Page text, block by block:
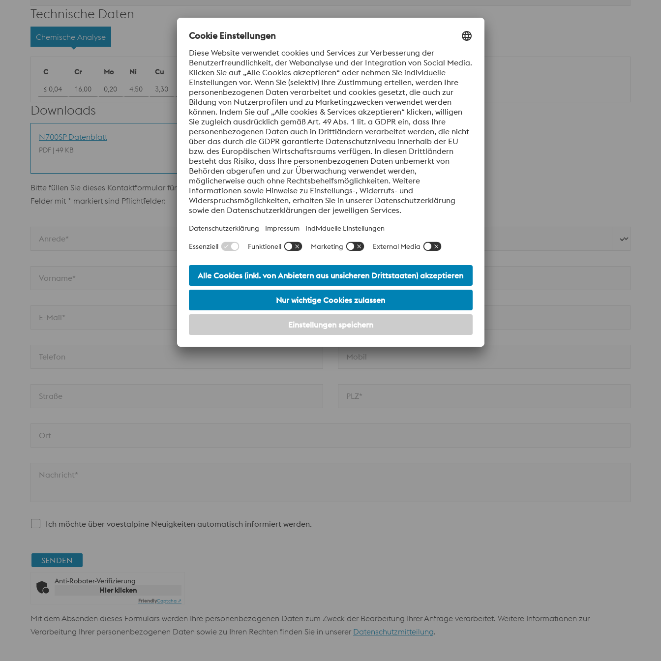
Technische Daten
Chemische Analyse
C Cr Mo Ni Cu
Nb
≤ 0,04
16,00 0,20 4,50 3,30 0,25
Downloads
N700SP Datenblatt
PDF | 49 KB
BL030DE_Press Plates
PDF | 1,67 MB
Bitte füllen Sie dieses Kontaktformular für weitere Informationen aus.
Felder mit * markiert sind Pflichtfelder:
Anrede*
Vorname* Nachname*
E-Mail* Firma*
Telefon Mobil
Straße PLZ*
Ort
Nachricht*
Ich möchte über voestalpine Neuigkeiten automatisch informiert werden.
SENDEN
Anti-Roboter-Verifizierung
Hier klicken
FriendlyCaptcha ⇗
Mit dem Absenden dieses Formulars werden Ihre personenbezogenen Daten zum Zweck der Bearbeitung Ihrer Anfrage verarbeitet. Weitere Informationen zur
Verarbeitung Ihrer personenbezogenen Daten sowie zu Ihren Rechten finden Sie in unserer Datenschutzmitteilung.